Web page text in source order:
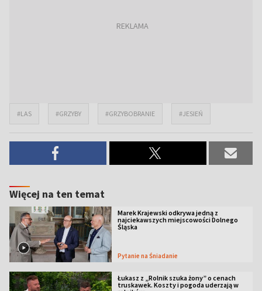
#LAS #GRZYBY #GRZYBOBRANIE #JESIEŃ
Więcej na ten temat
Marek Krajewski odkrywa jedną z
najciekawszych miejscowości Dolnego
Śląska
Pytanie na Śniadanie
Łukasz z „Rolnik szuka żony” o cenach
truskawek. Koszty i pogoda uderzają w